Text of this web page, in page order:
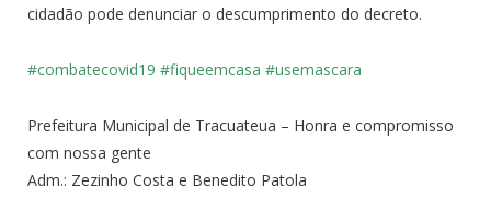
cidadão pode denunciar o descumprimento do decreto.
#combatecovid19 #fiqueemcasa #usemascara
Prefeitura Municipal de Tracuateua – Honra e compromisso
com nossa gente
Adm.: Zezinho Costa e Benedito Patola